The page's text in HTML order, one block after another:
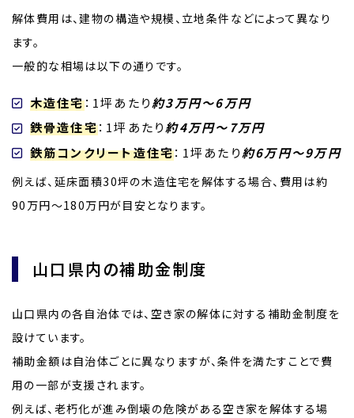
解体費用は、建物の構造や規模、立地条件などによって異なり
ます。
一般的な相場は以下の通りです。
木造住宅：1坪あたり約3万円～6万円
鉄骨造住宅：1坪あたり約4万円～7万円
鉄筋コンクリート造住宅：1坪あたり約6万円～9万円
例えば、延床面積30坪の木造住宅を解体する場合、費用は約
90万円～180万円が目安となります。
山口県内の補助金制度
山口県内の各自治体では、空き家の解体に対する補助金制度を
設けています。
補助金額は自治体ごとに異なりますが、条件を満たすことで費
用の一部が支援されます。
例えば、老朽化が進み倒壊の危険がある空き家を解体する場